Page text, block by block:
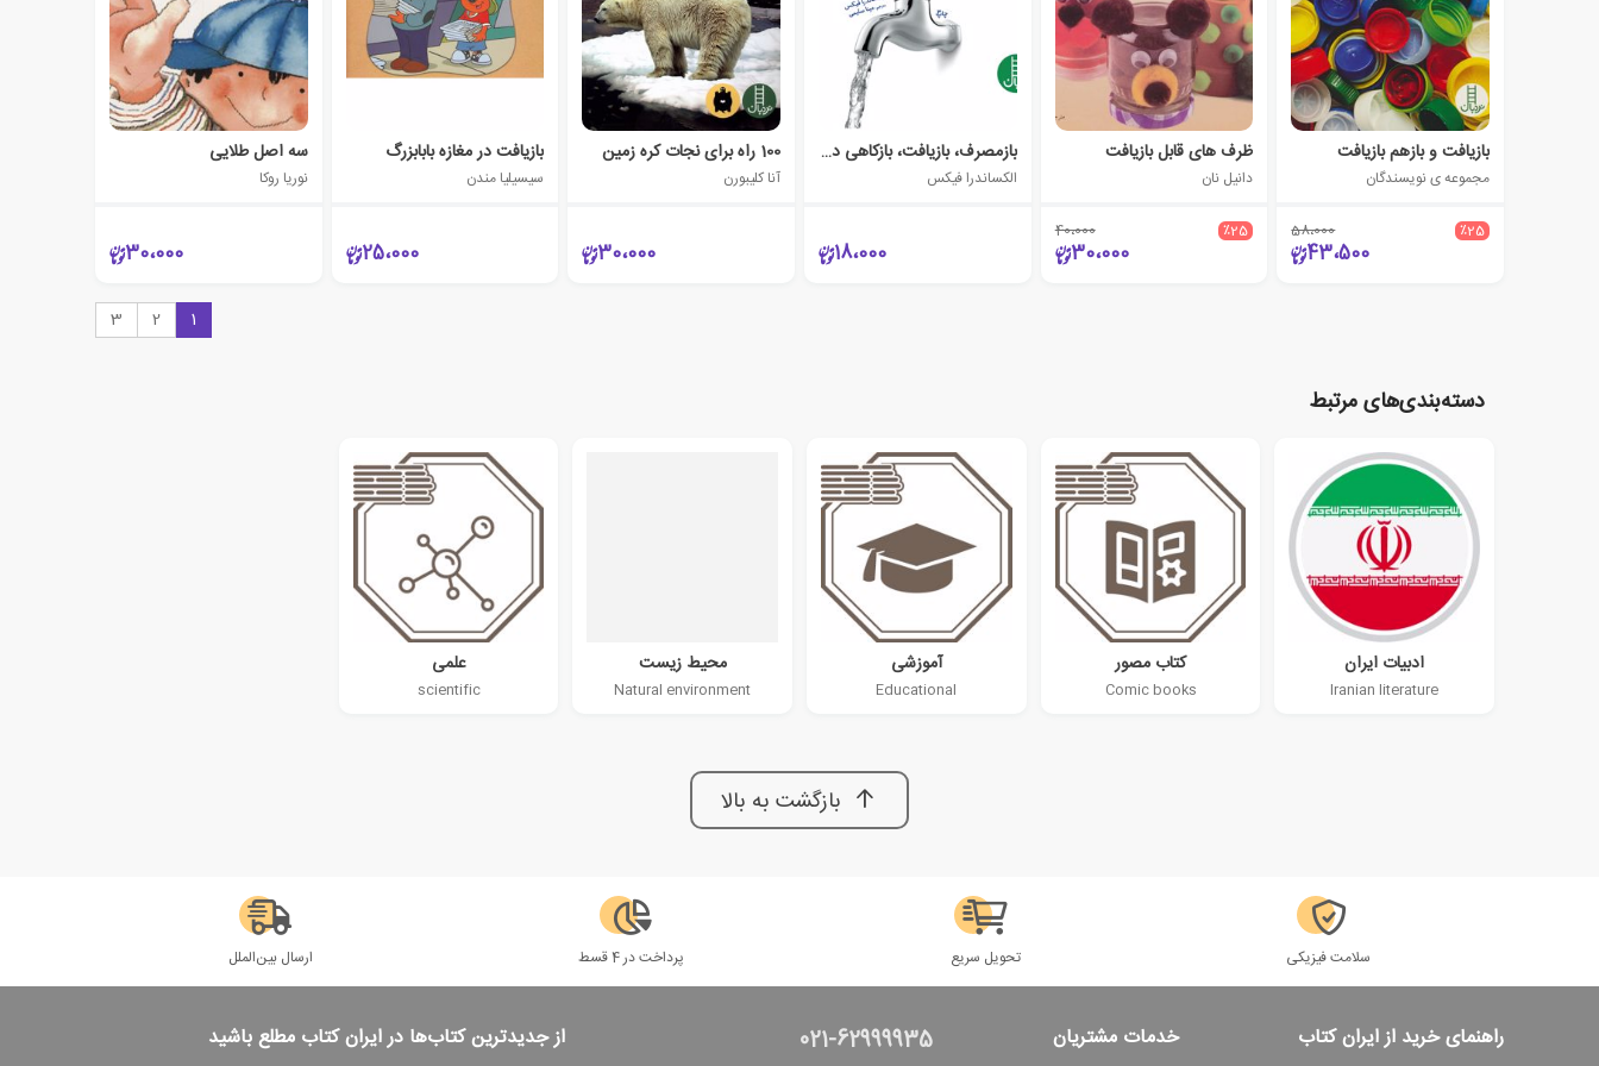
بازیافت و بازهم بازیافت
مجموعه ی نویسندگان
٪25 58،000
43،500
ظرف های قابل بازیافت
دانیل نان
٪25 40،000
30،000
بازمصرف، بازیافت، بازکاهی در مصرف آب
الکساندرا فیکس
18،000
100 راه برای نجات کره زمین
آنا کلیبورن
30،000
بازیافت در مغازه بابابزرگ
سیسیلیا مندن
25،000
سه اصل طلایی
نوریا روکا
30،000
1
2
3
دسته‌بندی‌های مرتبط
ادبیات ایران
Iranian literature
کتاب مصور
Comic books
آموزشی
Educational
محیط زیست
Natural environment
علمی
scientific
بازگشت به بالا
سلامت فیزیکی تحویل سریع پرداخت در 4 قسط ارسال بین‌الملل
راهنمای خرید از ایران کتاب خدمات مشتریان 021-62999935 از جدیدترین کتاب‌ها در ایران کتاب مطلع باشید